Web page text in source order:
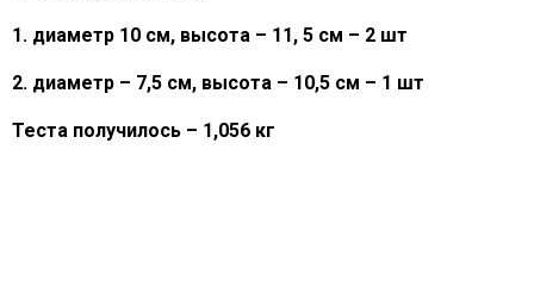
1. диаметр 10 см, высота – 11, 5 см – 2 шт
2. диаметр – 7,5 см, высота – 10,5 см – 1 шт
Теста получилось – 1,056 кг